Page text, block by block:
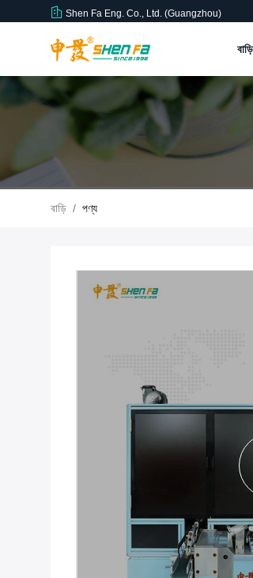
Shen Fa Eng. Co., Ltd. (Guangzhou)
বাড়ি
বাড়ি / পণ্য